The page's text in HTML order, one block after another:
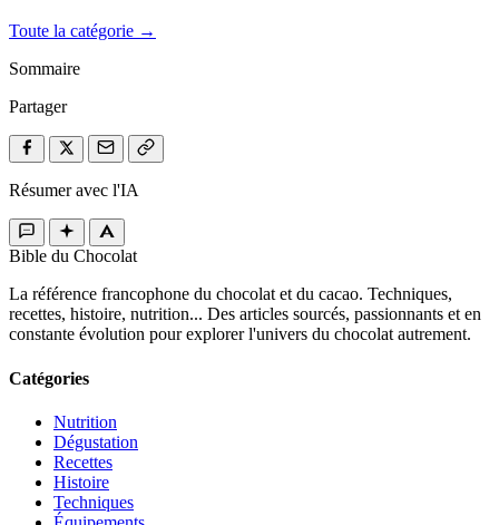
Toute la catégorie →
Sommaire
Partager
Résumer avec l'IA
Bible du Chocolat
La référence francophone du chocolat et du cacao. Techniques,
recettes, histoire, nutrition... Des articles sourcés, passionnants et en
constante évolution pour explorer l'univers du chocolat autrement.
Catégories
Nutrition
Dégustation
Recettes
Histoire
Techniques